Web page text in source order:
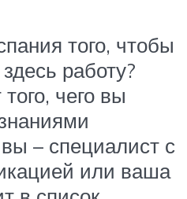
того, чтобы
работу?
чего вы
– специалист с
или ваша